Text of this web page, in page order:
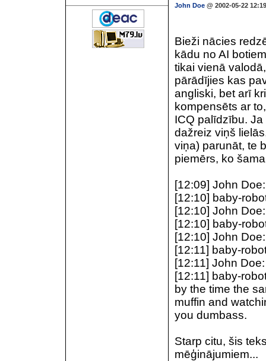
John Doe @ 2002-05-22 12:19
Bieži nācies
kādu no AI
tikai vienā
pārādījies kas
angliski, bet arī
kompensēts ar
ICQ palīdzību.
dažreiz viņš
viņa) parunāt, te
piemērs, ko
[12:09] John
[12:10] baby-
[12:10] John
[12:10] baby-
[12:10] John
[12:11] baby-
[12:11] John
[12:11] baby-
by the time the
muffin and
you dumbass.
Starp citu, šis
mēģinājumiem...